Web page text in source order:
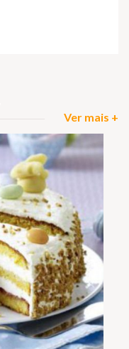
Ver mais +